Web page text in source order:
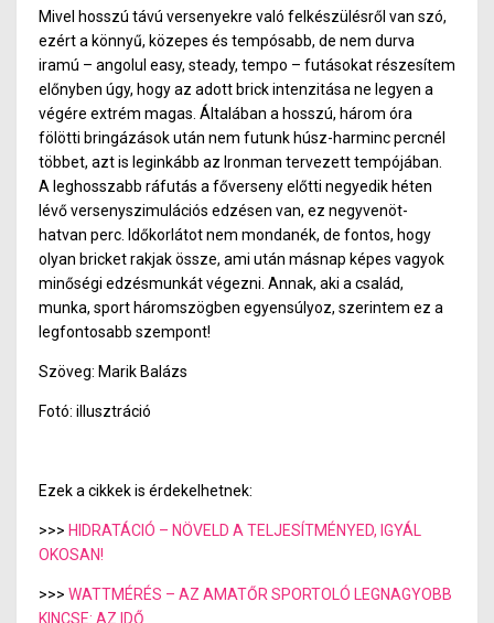
Mivel hosszú távú versenyekre való felkészülésről van szó,
ezért a könnyű, közepes és tempósabb, de nem durva
iramú – angolul easy, steady, tempo – futásokat részesítem
előnyben úgy, hogy az adott brick intenzitása ne legyen a
végére extrém magas. Általában a hosszú, három óra
fölötti bringázások után nem futunk húsz-harminc percnél
többet, azt is leginkább az Ironman tervezett tempójában.
A leghosszabb ráfutás a főverseny előtti negyedik héten
lévő versenyszimulációs edzésen van, ez negyvenöt-
hatvan perc. Időkorlátot nem mondanék, de fontos, hogy
olyan bricket rakjak össze, ami után másnap képes vagyok
minőségi edzésmunkát végezni. Annak, aki a család,
munka, sport háromszögben egyensúlyoz, szerintem ez a
legfontosabb szempont!
Szöveg: Marik Balázs
Fotó: illusztráció
Ezek a cikkek is érdekelhetnek:
>>> HIDRATÁCIÓ – NÖVELD A TELJESÍTMÉNYED, IGYÁL
OKOSAN!
>>> WATTMÉRÉS – AZ AMATŐR SPORTOLÓ LEGNAGYOBB
KINCSE: AZ IDŐ